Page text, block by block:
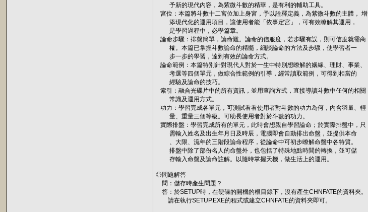
予新的現代內容，為紫微斗數的精華，是有利的輔助工具。
宮位：本篇將斗數十二宮位加上身宮，予以詮釋定義，為紫微斗數的主體， 增
添現代化的運用項目，讓使用者能「依事定宮」，可有效瞭解其運用，
是學習過程中，必學篇章。
論命步驟：排盤簡單，論命難。論命的信服度，若步驟有誤，則可信度就需商
榷。本篇已掌握斗數論命的精髓，細談論命的方法及步驟，使學習者一
步一步的學習，達到有效的論命方式。
論命範例：本篇特別針對現代人對於一生中特別想瞭解的姻緣、理財、事業、
考選等四個單元，做綜合性範例的引導，經常讀取範例，可得到相當的
經驗及論命的技巧。
索引：融合光碟片中的所有資訊，並用查詢方式，直接導讀斗數中任何的相關
常識及運用方式。
功力：學習完成各單元，可測試看看使用者對斗數的功力為何，內含羽量、輕
量、重量三個等級。可助長使用者對於斗數的功力。
實際排盤：學習完成所有的單元，此時會想親自學習論命；於實際排盤中，只
需輸入姓名及出生年月日及時辰，電腦即會自動排出命盤，並提供本命
、大限、流年的三階段論命程序，從論命中可初步瞭解命盤中各特質。
排盤中除了部份名人的命盤外，也包括了特殊地點時間的轉換，並可儲
存輸入命盤及論命註解。以隨時掌握天機，做生活上的運用。
◎問題解答
問：儲存時產生問題？
答：於SETUP時，在硬碟的開機的根目錄下，沒有產生CHNFATE的資料夾。
請在執行SETUP.EXE的程式或建立CHNFATE的資料夾即可。